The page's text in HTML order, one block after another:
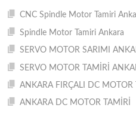
CNC Spindle Motor Tamiri
Spindle Motor Tamiri Ankara
SERVO MOTOR SARIMI
SERVO MOTOR TAMİRİ
ANKARA FIRÇALI DC MOTOR
ANKARA DC MOTOR TAMİRİ